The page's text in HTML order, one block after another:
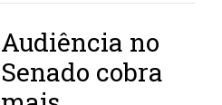
Audiência no
Senado cobra